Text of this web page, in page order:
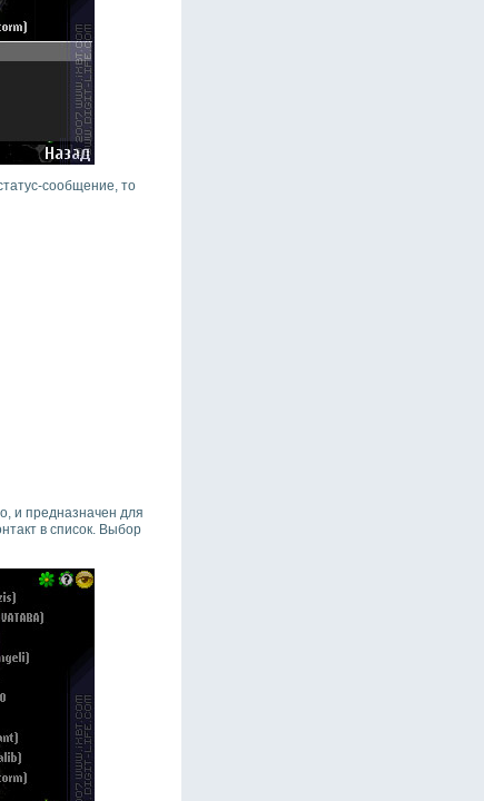
сообщение, то
и предназначен для
в список. Выбор